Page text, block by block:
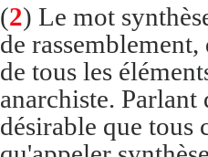
(2) Le mot
de
de tous les
anarchiste.
désirable que tous